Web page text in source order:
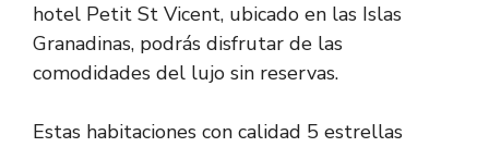
hotel Petit St Vicent, ubicado en las Islas
Granadinas, podrás disfrutar de las
comodidades del lujo sin reservas.
Estas habitaciones con calidad 5 estrellas